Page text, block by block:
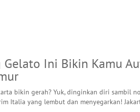
Ini Bikin Kamu
bikin gerah? Yuk, dinginkan diri sambil
Italia yang lembut dan menyegarkan!